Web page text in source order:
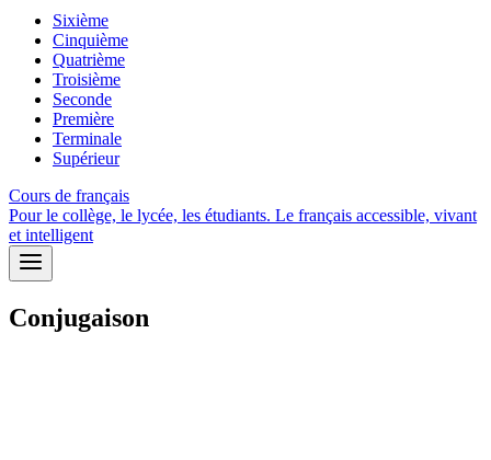
Sixième
Cinquième
Quatrième
Troisième
Seconde
Première
Terminale
Supérieur
Cours de français
Pour le collège, le lycée, les étudiants. Le français accessible, vivant
et intelligent
Conjugaison